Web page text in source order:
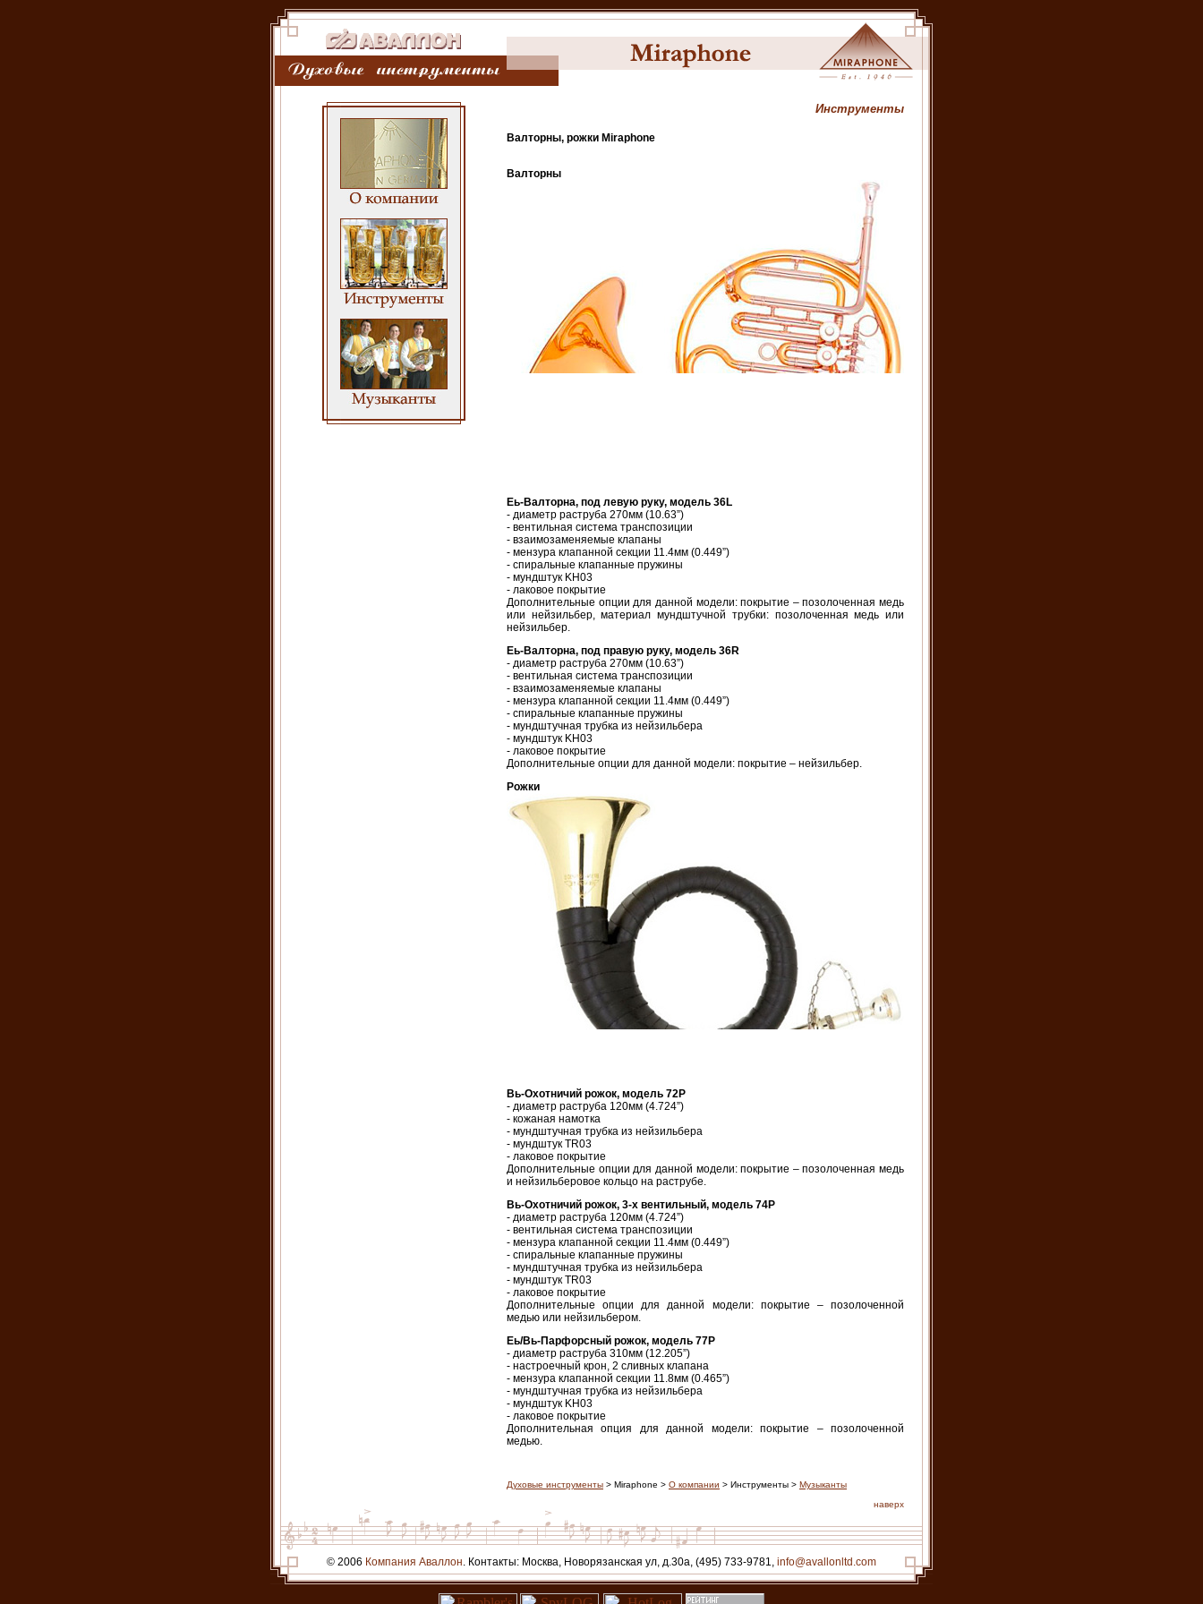
Инструменты
Валторны, рожки Miraphone
Валторны
Еь-Валторна, под левую руку, модель 36L
- диаметр раструба 270мм (10.63”)
- вентильная система транспозиции
- взаимозаменяемые клапаны
- мензура клапанной секции 11.4мм (0.449”)
- спиральные клапанные пружины
- мундштук KH03
- лаковое покрытие
Дополнительные опции для данной модели: покрытие – позолоченная медь
или нейзильбер, материал мундштучной трубки: позолоченная медь или
нейзильбер.
Еь-Валторна, под правую руку, модель 36R
- диаметр раструба 270мм (10.63”)
- вентильная система транспозиции
- взаимозаменяемые клапаны
- мензура клапанной секции 11.4мм (0.449”)
- спиральные клапанные пружины
- мундштучная трубка из нейзильбера
- мундштук KH03
- лаковое покрытие
Дополнительные опции для данной модели: покрытие – нейзильбер.
Рожки
Вь-Охотничий рожок, модель 72P
- диаметр раструба 120мм (4.724”)
- кожаная намотка
- мундштучная трубка из нейзильбера
- мундштук TR03
- лаковое покрытие
Дополнительные опции для данной модели: покрытие – позолоченная медь
и нейзильберовое кольцо на раструбе.
Вь-Охотничий рожок, 3-х вентильный, модель 74P
- диаметр раструба 120мм (4.724”)
- вентильная система транспозиции
- мензура клапанной секции 11.4мм (0.449”)
- спиральные клапанные пружины
- мундштучная трубка из нейзильбера
- мундштук TR03
- лаковое покрытие
Дополнительные опции для данной модели: покрытие – позолоченной
медью или нейзильбером.
Еь/Вь-Парфорсный рожок, модель 77P
- диаметр раструба 310мм (12.205”)
- настроечный крон, 2 сливных клапана
- мензура клапанной секции 11.8мм (0.465”)
- мундштучная трубка из нейзильбера
- мундштук KH03
- лаковое покрытие
Дополнительная опция для данной модели: покрытие – позолоченной
медью.
Духовые инструменты > Miraphone > О компании > Инструменты > Музыканты
наверх
© 2006 Компания Аваллон. Контакты: Москва, Новорязанская ул, д.30a, (495) 733-9781, info@avallonltd.com